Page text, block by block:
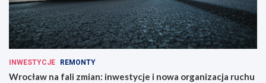
INWESTYCJE REMONTY
Wrocław na fali zmian: inwestycje i nowa organizacja ruchu